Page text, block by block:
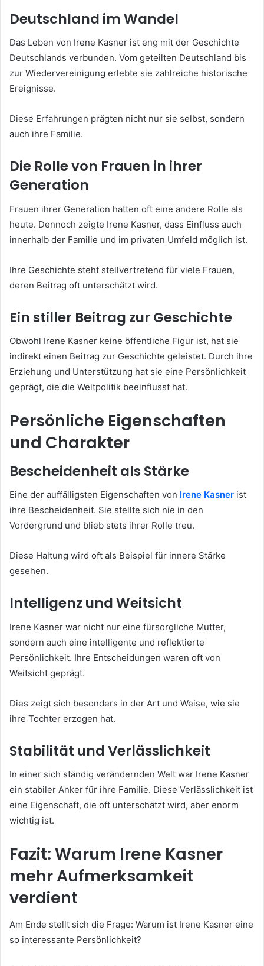
Deutschland im Wandel
Das Leben von Irene Kasner ist eng mit der Geschichte
Deutschlands verbunden. Vom geteilten Deutschland bis
zur Wiedervereinigung erlebte sie zahlreiche historische
Ereignisse.
Diese Erfahrungen prägten nicht nur sie selbst, sondern
auch ihre Familie.
Die Rolle von Frauen in ihrer
Generation
Frauen ihrer Generation hatten oft eine andere Rolle als
heute. Dennoch zeigte Irene Kasner, dass Einfluss auch
innerhalb der Familie und im privaten Umfeld möglich ist.
Ihre Geschichte steht stellvertretend für viele Frauen,
deren Beitrag oft unterschätzt wird.
Ein stiller Beitrag zur Geschichte
Obwohl Irene Kasner keine öffentliche Figur ist, hat sie
indirekt einen Beitrag zur Geschichte geleistet. Durch ihre
Erziehung und Unterstützung hat sie eine Persönlichkeit
geprägt, die die Weltpolitik beeinflusst hat.
Persönliche Eigenschaften
und Charakter
Bescheidenheit als Stärke
Eine der auffälligsten Eigenschaften von Irene Kasner ist
ihre Bescheidenheit. Sie stellte sich nie in den
Vordergrund und blieb stets ihrer Rolle treu.
Diese Haltung wird oft als Beispiel für innere Stärke
gesehen.
Intelligenz und Weitsicht
Irene Kasner war nicht nur eine fürsorgliche Mutter,
sondern auch eine intelligente und reflektierte
Persönlichkeit. Ihre Entscheidungen waren oft von
Weitsicht geprägt.
Dies zeigt sich besonders in der Art und Weise, wie sie
ihre Tochter erzogen hat.
Stabilität und Verlässlichkeit
In einer sich ständig verändernden Welt war Irene Kasner
ein stabiler Anker für ihre Familie. Diese Verlässlichkeit ist
eine Eigenschaft, die oft unterschätzt wird, aber enorm
wichtig ist.
Fazit: Warum Irene Kasner
mehr Aufmerksamkeit
verdient
Am Ende stellt sich die Frage: Warum ist Irene Kasner eine
so interessante Persönlichkeit?